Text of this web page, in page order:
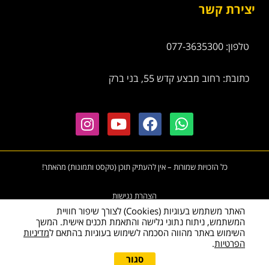
יצירת קשר
טלפון: 077-3635300
כתובת: רחוב מבצע קדש 55, בני ברק
כל הזכויות שמורות – אין להעתיק תוכן (טקסט ותמונות) מהאתר!
הצהרת נגישות
האתר משתמש בעוגיות (Cookies) לצורך שיפור חוויית
המשתמש, ניתוח נתוני גלישה והתאמת תכנים אישית. המשך
השימוש באתר מהווה הסכמה לשימוש בעוגיות בהתאם למדיניות
הפרטיות.
סגור